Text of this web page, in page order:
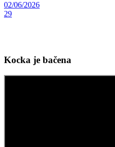
02/06/2026
29
Kocka je bačena